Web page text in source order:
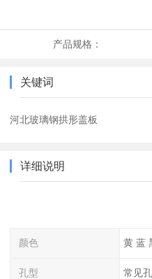
产品规格：
关键词
河北玻璃钢拱形盖板
详细说明
颜色 黄 蓝
孔型